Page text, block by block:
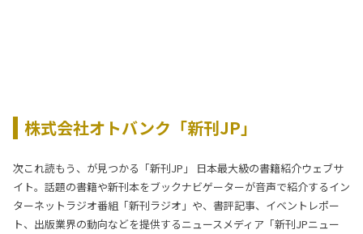
株式会社オトバンク「新刊JP」
次これ読もう、が見つかる「新刊JP」 日本最大級の書籍紹介ウェブサ
イト。話題の書籍や新刊本をブックナビゲーターが音声で紹介するイン
ターネットラジオ番組「新刊ラジオ」や、書評記事、イベントレポー
ト、出版業界の動向などを提供するニュースメディア「新刊JPニュー